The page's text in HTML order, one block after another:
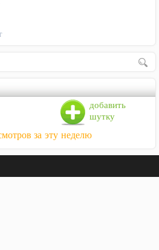
добавить
шутку
за эту неделю